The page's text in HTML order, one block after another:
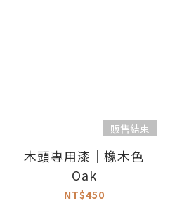
販售結束
木頭專用漆｜橡木色
Oak
NT$450